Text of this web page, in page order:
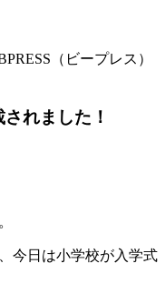
（ビープレス）
れました！
今日は小学校が入学式